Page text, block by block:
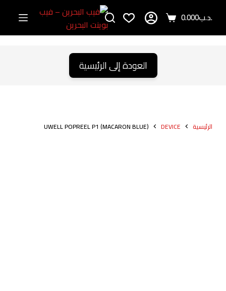
ت
Shopping
cart
.د.ب0.000
العودة إلى الرئيسية
الرئيسية DEVICE
UWELL POPREEL P1 (MACARON BLUE)